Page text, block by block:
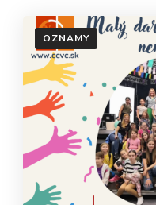
OZNAMY